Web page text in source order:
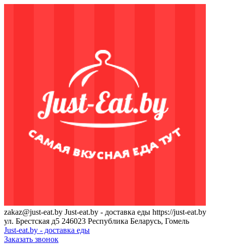
zakaz@just-eat.by Just-eat.by - доставка еды https://just-eat.by
ул. Брестская д5 246023 Республика Беларусь, Гомель
Just-eat.by - доставка еды
Заказать звонок